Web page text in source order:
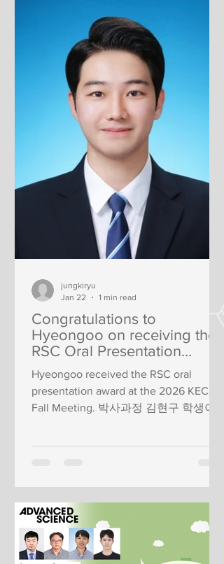
분해 기술 개발"" UNIST뉴스 ( link )
Congratulations to
Hyeongoo on receiving the
RSC Oral Presentation
Award at the 2026 KECS
Fall Meeting.
Hyeongoo received the RSC oral
presentation award at the 2026 KECS
Fall Meeting. 박사과정 김현구 학생이
jungkiryu
Jan 22
1 min read